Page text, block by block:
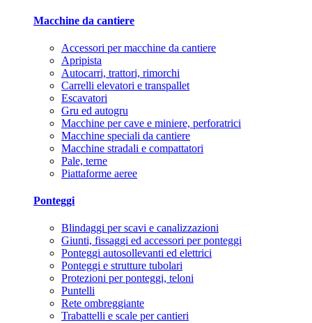
Macchine da cantiere
Accessori per macchine da cantiere
Apripista
Autocarri, trattori, rimorchi
Carrelli elevatori e transpallet
Escavatori
Gru ed autogru
Macchine per cave e miniere, perforatrici
Macchine speciali da cantiere
Macchine stradali e compattatori
Pale, terne
Piattaforme aeree
Ponteggi
Blindaggi per scavi e canalizzazioni
Giunti, fissaggi ed accessori per ponteggi
Ponteggi autosollevanti ed elettrici
Ponteggi e strutture tubolari
Protezioni per ponteggi, teloni
Puntelli
Rete ombreggiante
Trabattelli e scale per cantieri